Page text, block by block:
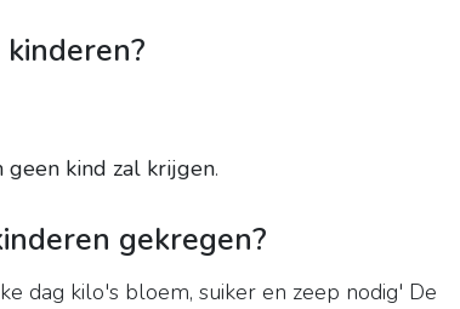
kind zal krijgen.
gekregen?
dag kilo's bloem, suiker en zeep nodig' De